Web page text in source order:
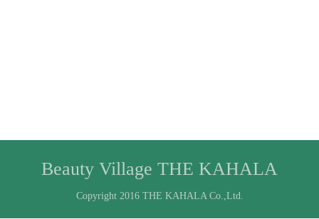
Beauty Village THE KAHALA
Copyright 2016 THE KAHALA Co.,Ltd.